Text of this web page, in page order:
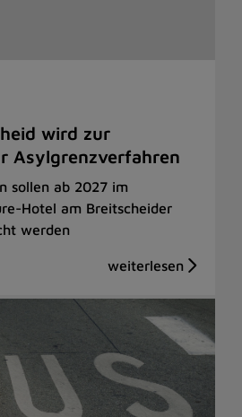
wird zur
Asylgrenzverfahren
sollen ab 2027 im
Hotel am Breitscheider
werden